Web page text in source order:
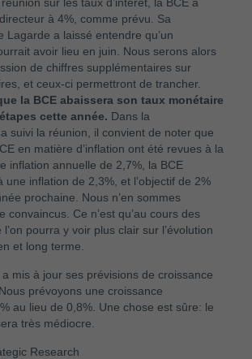
à 4%, comme prévu. Sa
Lagarde a laissé entendre qu’un
avoir lieu en juin. Nous serons alors
de chiffres supplémentaires sur
et ceux-ci permettront de trancher.
la BCE abaissera son taux monétaire
cette année. Dans la
suivi la réunion, il convient de noter que
en matière d’inflation ont été revues à la
inflation annuelle de 2,7%, la BCE
une inflation de 2,3%, et l’objectif de 2%
prochaine. Nous n’en sommes
convaincus. Ce n’est qu’au cours des
pourra y voir plus clair sur l’évolution
et long terme.
mis à jour ses prévisions de croissance
prévoyons une croissance
au lieu de 0,8%. Une chose est sûre: le
très médiocre.
Research